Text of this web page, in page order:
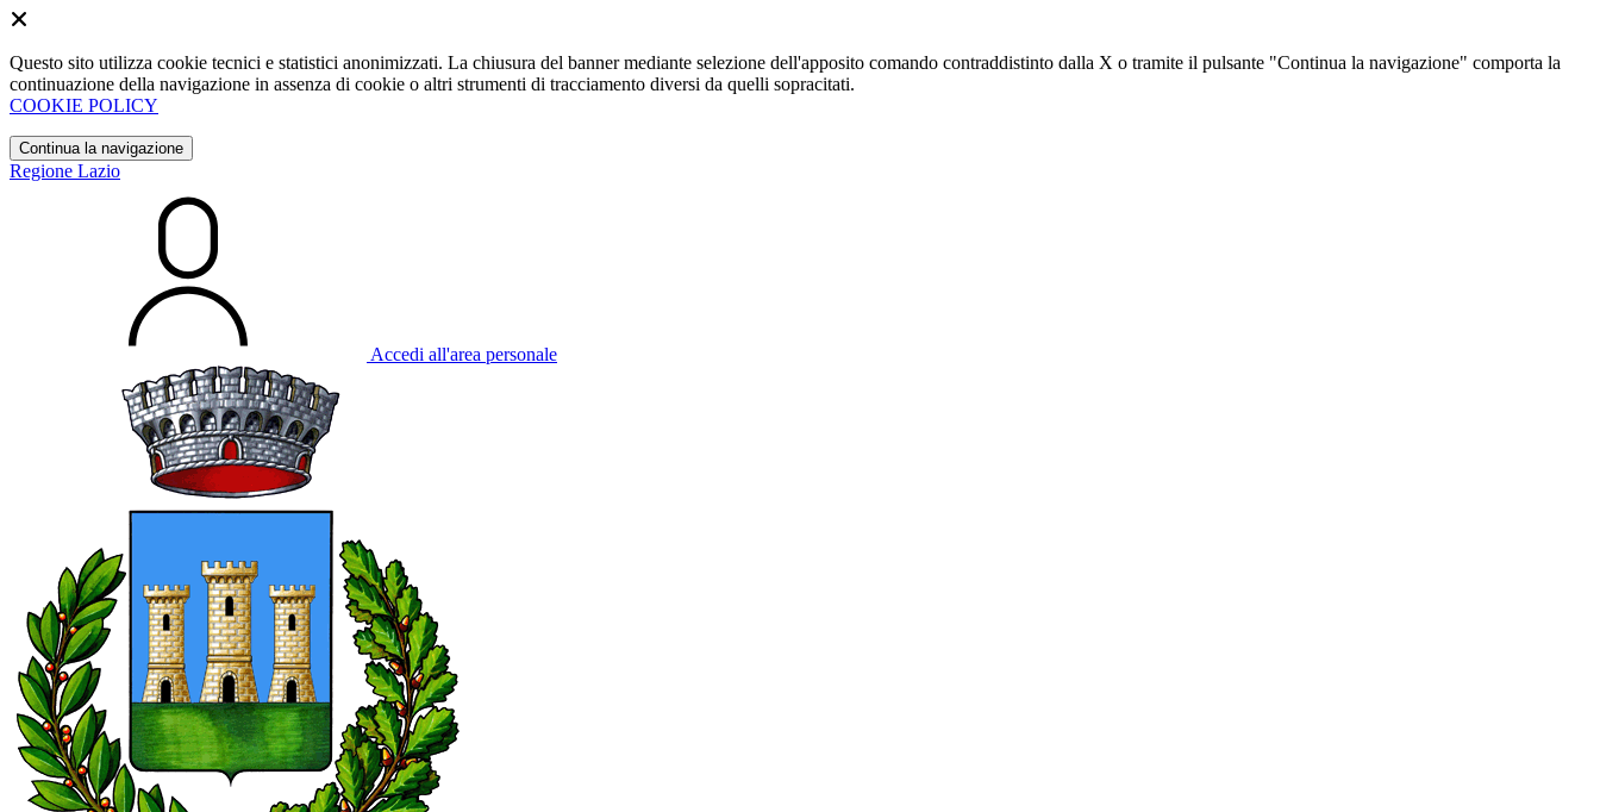
Questo sito utilizza cookie tecnici e statistici anonimizzati. La chiusura del banner mediante selezione dell'apposito comando contraddistinto dalla X o tramite il pulsante "Continua la navigazione" comporta la
continuazione della navigazione in assenza di cookie o altri strumenti di tracciamento diversi da quelli sopracitati.
COOKIE POLICY
Continua la navigazione
Regione Lazio
Accedi all'area personale